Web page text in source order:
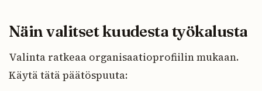
Näin valitset kuudesta työkalusta
Valinta ratkeaa organisaatioprofiilin mukaan.
Käytä tätä päätöspuuta: